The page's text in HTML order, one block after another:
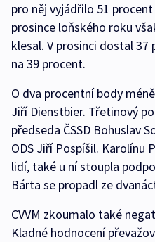
pro něj vyjádřilo 51
prosince loňského roku
klesal. V prosinci dostal
na 39 procent.
O dva procentní body
Jiří Dienstbier. Třetinový
předseda ČSSD Bohuslav
ODS Jiří Pospíšil. Karolínu
lidí, také u ní stoupla
Bárta se propadl ze
CVVM zkoumalo také
Kladné hodnocení